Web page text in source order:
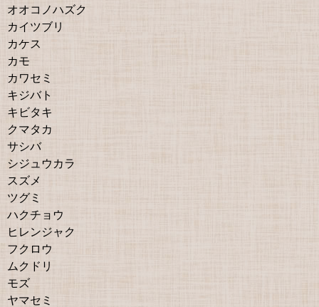
オオコノハズク
カイツブリ
カケス
カモ
カワセミ
キジバト
キビタキ
クマタカ
サシバ
シジュウカラ
スズメ
ツグミ
ハクチョウ
ヒレンジャク
フクロウ
ムクドリ
モズ
ヤマセミ